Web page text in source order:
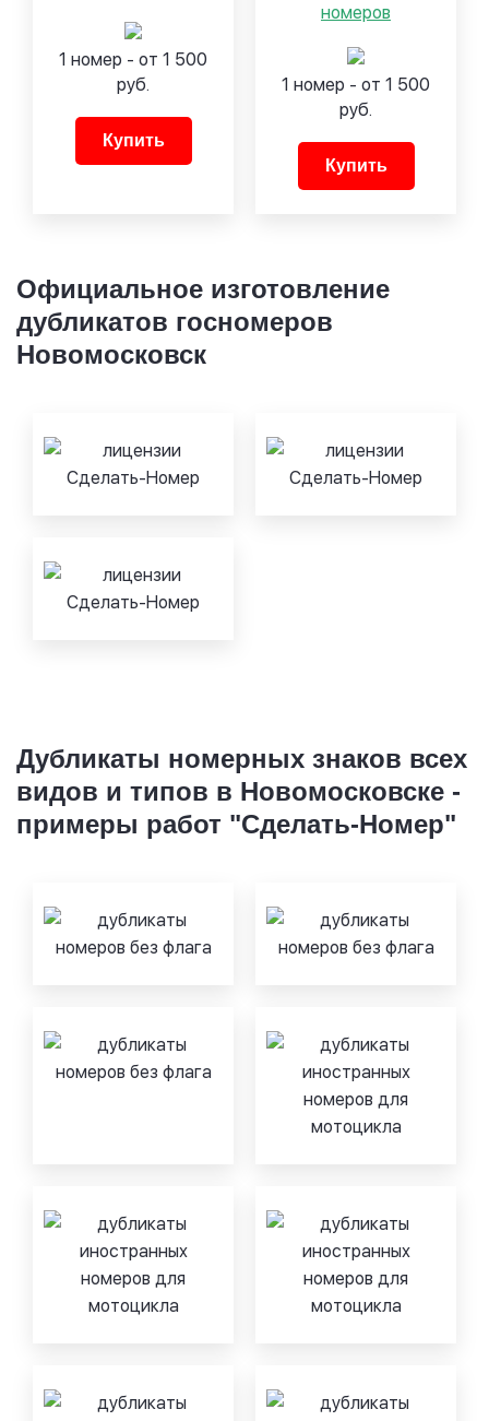
1 номер - от 1 500
руб.
Купить
номеров
1 номер - от 1 500
руб.
Купить
Официальное изготовление
дубликатов госномеров
Новомосковск
Дубликаты номерных знаков всех
видов и типов в Новомосковске -
примеры работ "Сделать-Номер"